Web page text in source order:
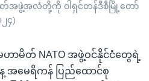
အဖွဲ့အလံတို့ကို ဝါရှင်တန်ဒီစီမြို့တော်
၄)
ဟာမိတ် NATO အဖွဲ့ဝင်နိုင်ငံတွေရဲ့
အမေရိကန် ပြည်ထောင်စု